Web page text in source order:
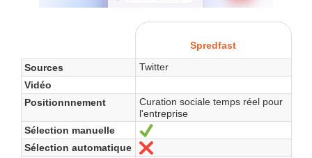
Spredfast
Sources
Twitter
Vidéo
Positionnnement
Curation sociale temps réel pour
l'entreprise
Sélection manuelle
Oui
Sélection automatique
Non